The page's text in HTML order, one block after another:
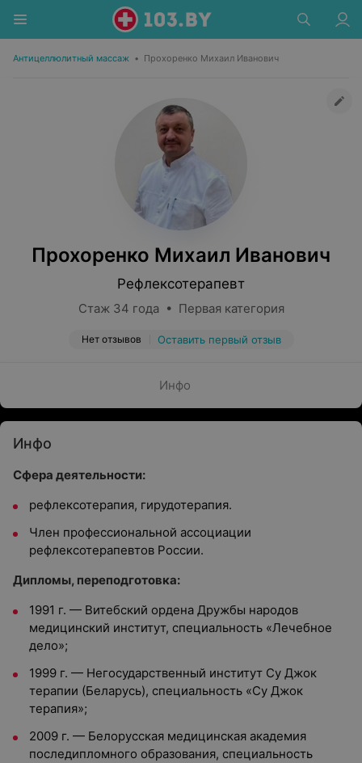
Антицеллюлитный массаж • Прохоренко Михаил Иванович
Прохоренко Михаил Иванович
Рефлексотерапевт
Стаж 34 года • Первая категория
Нет отзывов Оставить первый отзыв
Инфо
Инфо
Сфера деятельности:
рефлексотерапия, гирудотерапия.
Член профессиональной ассоциации
рефлексотерапевтов России.
Дипломы, переподготовка:
1991 г. — Витебский ордена Дружбы народов
медицинский институт, специальность «Лечебное
дело»;
1999 г. — Негосударственный институт Су Джок
терапии (Беларусь), специальность «Су Джок
терапия»;
2009 г. — Белорусская медицинская академия
последипломного образования, специальность